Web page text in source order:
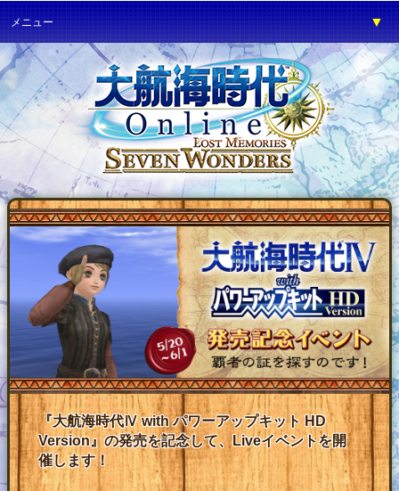
メニュー ▼
ゲーム紹介 ▼
プレイガイド ▼
サービス ▼
イベント ▼
開発の部屋 ▼
サポート ▼
ファンワールド ▼
ネットカフェ ▼
『大航海時代Ⅳ with パワーアップキット HD
Version』の発売を記念して、Liveイベントを開
催します！